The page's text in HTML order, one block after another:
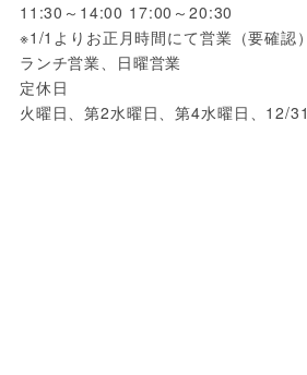
11:30～14:00 17:00～20:30
※1/1よりお正月時間にて営業（要確認）
ランチ営業、日曜営業
定休日
火曜日、第2水曜日、第4水曜日、12/31